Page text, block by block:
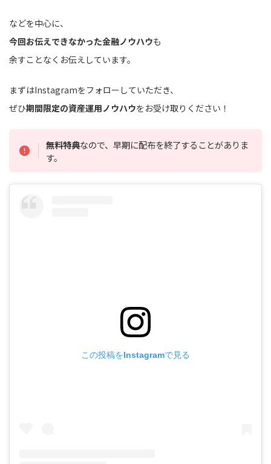
などを中心に、
今回お伝えできなかった金融ノウハウも
余すことなくお伝えしています。
まずはInstagramをフォローしていただき、
ぜひ期間限定の資産運用ノウハウをお受け取りください！
無料特典なので、早期に配布を終了することがありま
す。
この投稿をInstagramで見る